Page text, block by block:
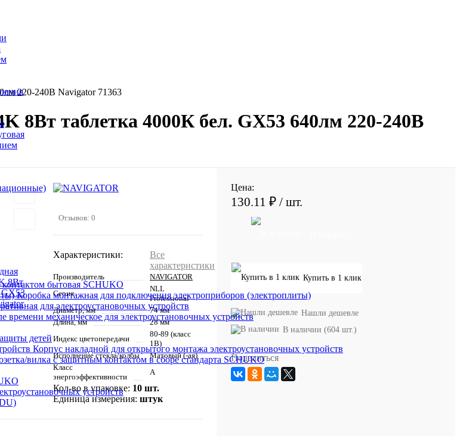
бытовая SCHUKO
Коробка монтажная для подключения электроприборов (электроплиты)
для электроустановочных устройств
времени механическое для электроустановочных устройств
детей
Корпус накладной для открытого монтажа электроустановочных устройств
вилка с защитным контактом в сборе стандарта SCHUKO
устройств
220-240В Navigator 71363
8Вт таблетка 4000К бел. GX53 640лм 220-240В
Отзывов: 0
Характеристики:
Все
характеристики
Производитель
NAVIGATOR
Серия
NLL
Professional
Диаметр, мм
74 мм
Длина, мм
28 мм
Индекс цветопередачи
80-89 (класс
1В)
Исполнение стекла/колбы
Матовый (-ая)
Класс
энергоэффективности
A
Кол-во в упаковке: 10 шт.
Единица измерения: штук
Цена:
130.11 ₽ / шт.
Купить в 1 клик
Нашли дешевле
В наличии (604 шт.)
Поделиться